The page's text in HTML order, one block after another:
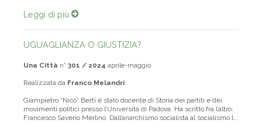
Leggi di più
UGUAGLIANZA O GIUSTIZIA?
Una Città n° 301 / 2024 aprile-maggio
Realizzata da Franco Melandri
Giampietro “Nico” Berti è stato docente di Storia dei partiti e dei
movimenti politici presso l’Università di Padova. Ha scritto fra l’altro:
Francesco Saverio Merlino. Dall’anarchismo socialista al socialismo l...